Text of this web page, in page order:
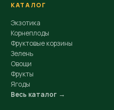
КАТАЛОГ
Экзотика
Корнеплоды
Фруктовые корзины
Зелень
Овощи
Фрукты
Ягоды
Весь каталог →